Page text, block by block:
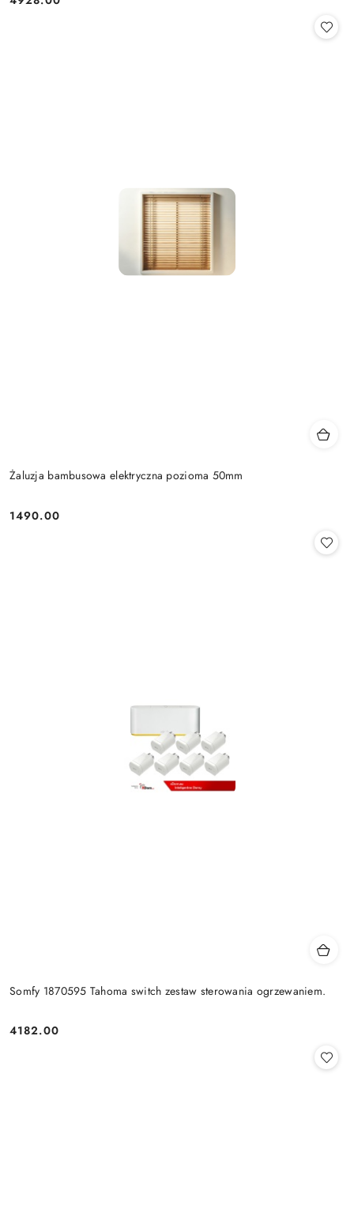
Cena:
Żaluzja bambusowa elektryczna pozioma 50mm
Cena:
1490.00
Somfy 1870595 Tahoma switch zestaw sterowania ogrzewaniem.
Cena:
4182.00